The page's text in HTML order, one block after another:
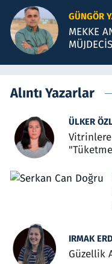
GÜNGÖR
MEKKE
Alıntı Yazarlar
ÜLKER
Vitrinlere
IRMAK
Güzellik